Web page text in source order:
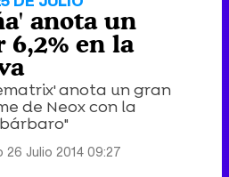
anota un
6,2% en la
anota un gran
de Neox con la
26 Julio 2014 09:27